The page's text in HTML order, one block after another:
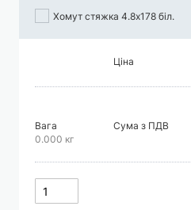
Хомут стяжка 4.8х178 біл.
Ціна
Вага
0.000 кг
Сума з ПДВ